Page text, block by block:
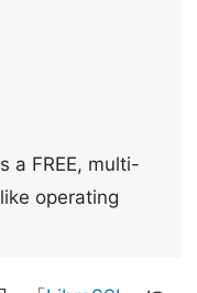
a FREE, multi-
operating